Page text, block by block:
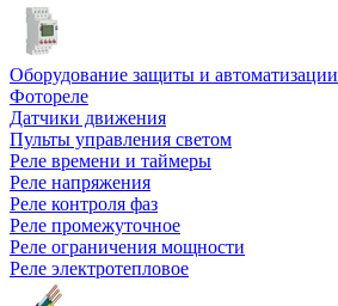
Оборудование защиты и автоматизации
Фотореле
Датчики движения
Пульты управления светом
Реле времени и таймеры
Реле напряжения
Реле контроля фаз
Реле промежуточное
Реле ограничения мощности
Реле электротепловое